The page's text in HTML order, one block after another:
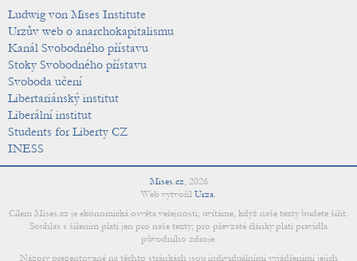
Ludwig von Mises Institute
Urzův web o anarchokapitalismu
Kanál Svobodného přístavu
Stoky Svobodného přístavu
Svoboda učení
Libertariánský institut
Liberální institut
Students for Liberty CZ
INESS
Mises.cz, 2026
Web vytvořil Urza.
Cílem Mises.cz je ekonomická osvěta veřejnosti; uvítáme, když naše texty budete šířit.
Souhlas s šířením platí jen pro naše texty; pro převzaté články platí pravidla
původního zdroje.
Názory prezentované na těchto stránkách jsou individuálními vyjádřeními jejich